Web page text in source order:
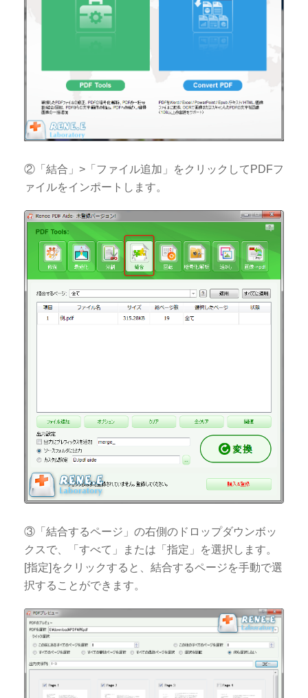
②「結合」>「ファイル追加」をクリックしてPDFフ
ァイルをインポートします。
③「結合するページ」の右側のドロップダウンボッ
クスで、「すべて」または「指定」を選択します。
[指定]をクリックすると、結合するページを手動で選
択することができます。